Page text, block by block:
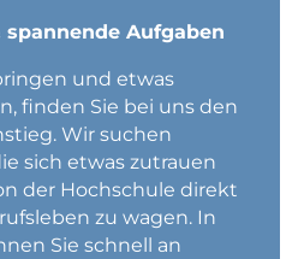
spannende Aufgaben
und etwas
finden Sie bei uns den
Wir suchen
sich etwas zutrauen
der Hochschule direkt
zu wagen. In
Sie schnell an